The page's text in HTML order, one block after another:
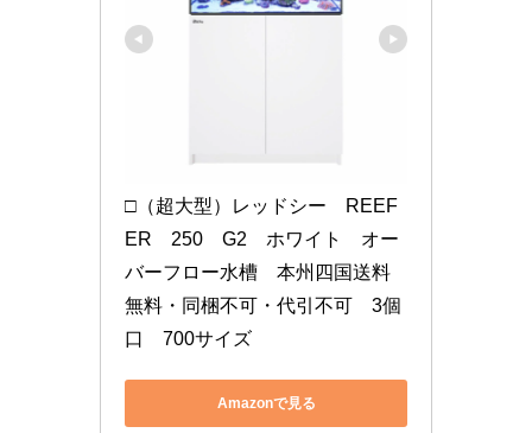
□（超大型）レッドシー　REEF
ER　250　G2　ホワイト　オー
バーフロー水槽　本州四国送料
無料・同梱不可・代引不可　3個
口　700サイズ
Amazonで見る